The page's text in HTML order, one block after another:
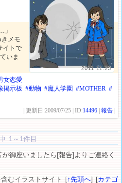
2011.11.23
」
メモ
イトで
いま
女恋愛
掲示板 #動物 #魔人学園 #MOTHER #
| 更新日:2009/07/25 | ID:14496 |報告
1～1件目
御座いましたら[報告]よりご連絡く
むイラストサイト [↑先頭へ] [カテゴ